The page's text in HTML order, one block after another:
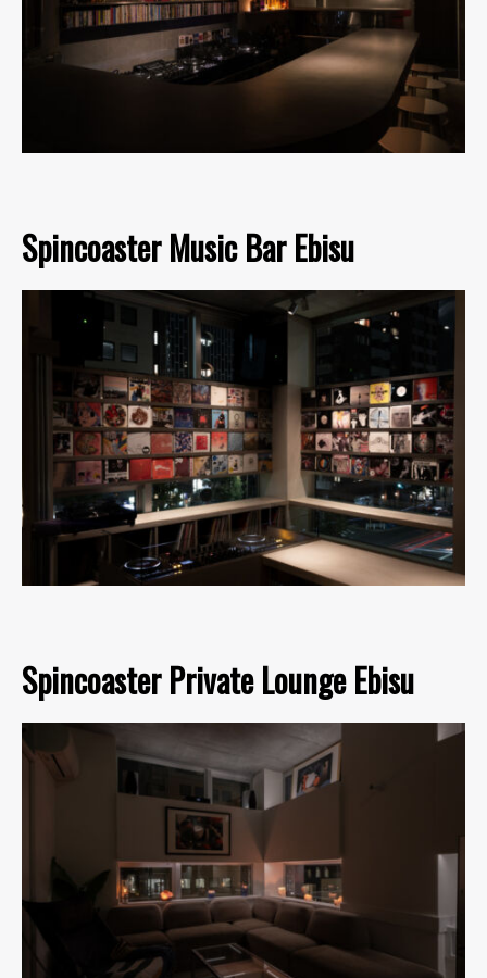
Spincoaster Music Bar Ebisu
Spincoaster Private Lounge Ebisu